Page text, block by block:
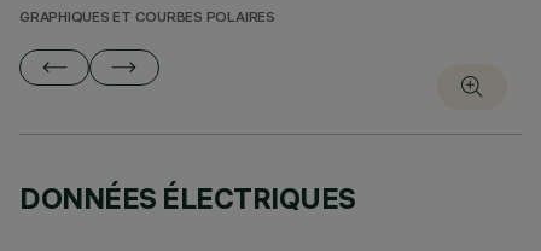
GRAPHIQUES ET COURBES POLAIRES
DONNÉES ÉLECTRIQUES